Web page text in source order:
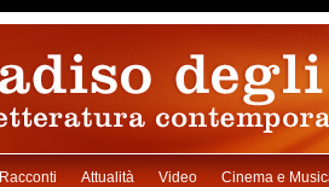
Racconti Attualità Video Cinema e